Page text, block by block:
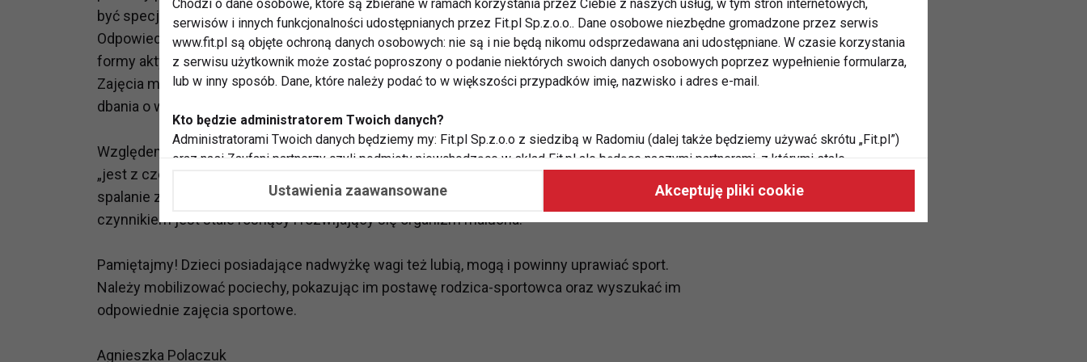
być specjalistyczne zajęcia zniechęcające maluchy gdy nie opanują danej umiejętności.
Odpowiednimi ćwiczeniami są wszystkie z bloku fitness, gry i zabawy ruchowe czy różne
formy aktywności fizycznej na powietrzu jak np. zabawa w śnieżki czy lepienia bałwana zimą.
Zajęcia muszą być fascynujące, zarażające pozytywnym myśleniem oraz uczące maluchy
dbania o własne ciało, higienę i dietę.
Względem osób otyłych, chodzących na siłownie, trenerzy personalni używają stwierdzenia –
„jest z czego rzeźbić“. Tak samo jest właśnie u dzieci z nadwagą, które rozpiera energia i
spalanie zbędnych kilogramów jest dla nich przysłowiową „pestką“. Niezwykle sprzyjającym
czynnikiem jest stale rosnący i rozwijający się organizm malucha.
Pamiętajmy! Dzieci posiadające nadwyżkę wagi też lubią, mogą i powinny uprawiać sport.
Należy mobilizować pociechy, pokazując im postawę rodzica-sportowca oraz wyszukać im
odpowiednie zajęcia sportowe.
Agnieszka Polaczuk
Chodzi o dane osobowe, które są zbierane w ramach korzystania przez Ciebie z naszych usług, w tym stron internetowych,
serwisów i innych funkcjonalności udostępnianych przez Fit.pl Sp.z.o.o.. Dane osobowe niezbędne gromadzone przez serwis
www.fit.pl są objęte ochroną danych osobowych: nie są i nie będą nikomu odsprzedawana ani udostępniane. W czasie korzystania
z serwisu użytkownik może zostać poproszony o podanie niektórych swoich danych osobowych poprzez wypełnienie formularza,
lub w inny sposób. Dane, które należy podać to w większości przypadków imię, nazwisko i adres e-mail.
Kto będzie administratorem Twoich danych?
Administratorami Twoich danych będziemy my: Fit.pl Sp.z.o.o z siedzibą w Radomiu (dalej także będziemy używać skrótu „Fit.pl”)
oraz nasi Zaufani partnerzy czyli podmioty niewchodzące w skład Fit.pl ale będące naszymi partnerami, z którymi stale
potrzeb i zainteresowań.
Przetwarzamy te dane w celach, aby:
dopasować treści stron i ich tematykę, w tym tematykę ukazujących się tam materiałów do Twoich zainteresowań oraz do
przeprowadzania konkursów z nagrodami,
zapewnić Ci większe bezpieczeństwo usług, w tym aby wykryć ewentualne boty, oszustwa czy nadużycia,
dokonywać pomiarów, które pozwalają nam udoskonalać nasze usługi i sprawić, że będą maksymalnie odpowiadać Twoim
Ustawienia zaawansowane Akceptuję pliki cookie